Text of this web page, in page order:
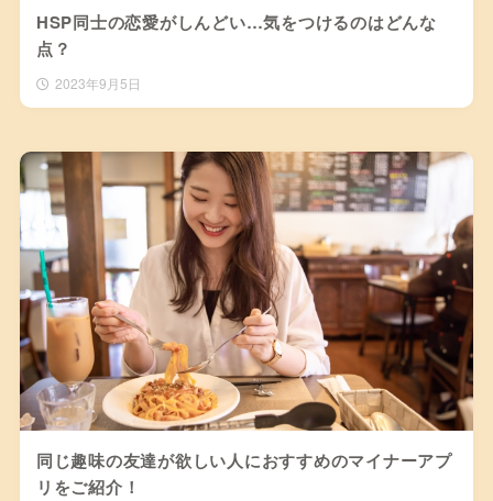
HSP同士の恋愛がしんどい…気をつけるのはどんな
点？
2023年9月5日
同じ趣味の友達が欲しい人におすすめのマイナーアプ
リをご紹介！